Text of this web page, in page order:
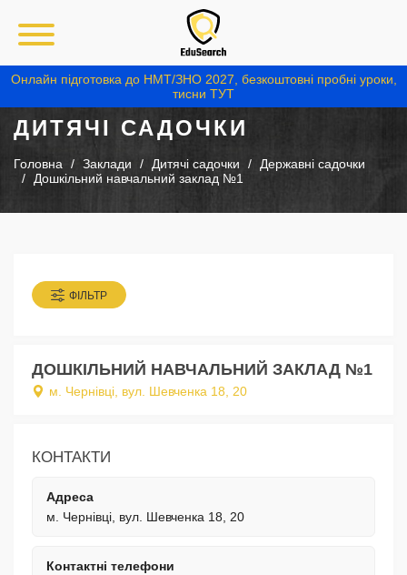
Онлайн підготовка до НМТ/ЗНО 2027, безкоштовні пробні уроки,
тисни ТУТ
ДИТЯЧІ САДОЧКИ
Головна Заклади Дитячі садочки
Державні садочки
Дошкільний навчальний заклад №1
ФІЛЬТР
ДОШКІЛЬНИЙ НАВЧАЛЬНИЙ ЗАКЛАД №1
м. Чернівці, вул. Шевченка 18, 20
КОНТАКТИ
Адреса
м. Чернівці, вул. Шевченка 18, 20
Контактні телефони